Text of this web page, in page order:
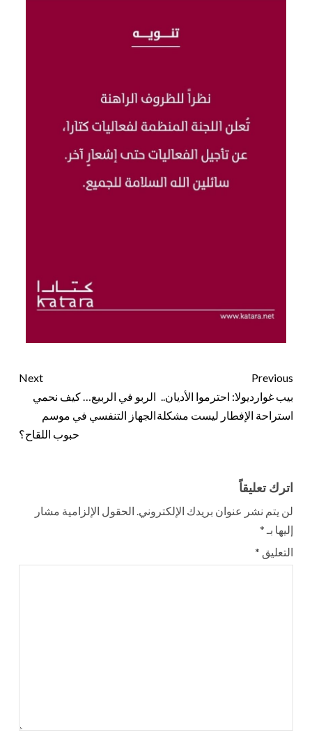
Previous
بيب غوارديولا: احترموا الأديان..
استراحة الإفطار ليست مشكلة
Next
الربو في الربيع… كيف نحمي
الجهاز التنفسي في موسم
حبوب اللقاح؟
اترك تعليقاً
لن يتم نشر عنوان بريدك الإلكتروني. الحقول الإلزامية مشار
إليها بـ *
التعليق *